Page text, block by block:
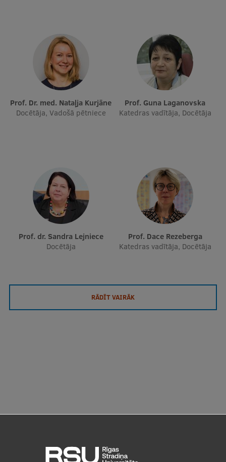
Mobilitātes programmas
Starptautiskie projekti
EURAXESS RSU kontaktpunkts
Prof. Dr. med. Nataļja Kurjāne
Docētāja, Vadošā pētniece
Prof. Guna Laganovska
Katedras vadītāja, Docētāja
Prof. dr. Sandra Lejniece
Docētāja
Prof. Dace Rezeberga
Katedras vadītāja, Docētāja
RĀDĪT VAIRĀK